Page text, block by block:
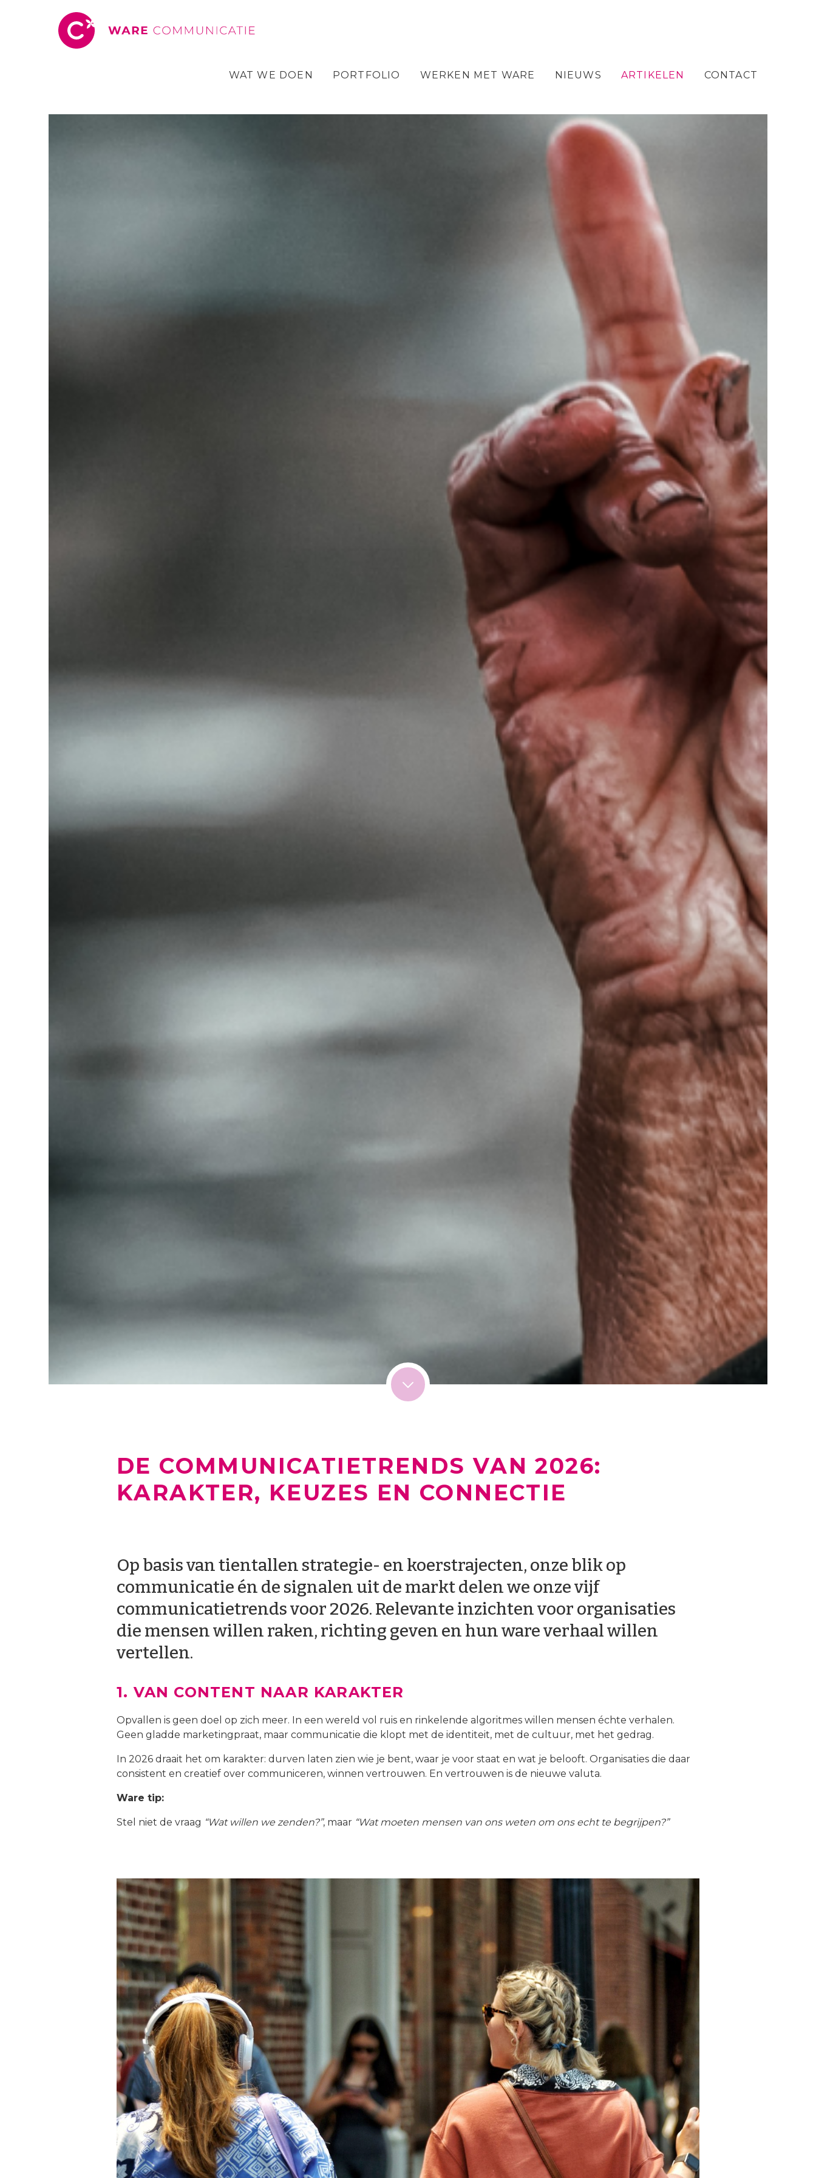
DE COMMUNICATIETRENDS VAN 2026:
KARAKTER, KEUZES EN CONNECTIE
Op basis van tientallen strategie- en koerstrajecten, onze blik op
communicatie én de signalen uit de markt delen we onze vijf
communicatietrends voor 2026. Relevante inzichten voor organisaties
die mensen willen raken, richting geven en hun ware verhaal willen
vertellen.
1. VAN CONTENT NAAR KARAKTER
Opvallen is geen doel op zich meer. In een wereld vol ruis en rinkelende algoritmes willen mensen échte verhalen.
Geen gladde marketingpraat, maar communicatie die klopt met de identiteit, met de cultuur, met het gedrag.
In 2026 draait het om karakter: durven laten zien wie je bent, waar je voor staat en wat je belooft. Organisaties die daar
consistent en creatief over communiceren, winnen vertrouwen. En vertrouwen is de nieuwe valuta.
Ware tip:
Stel niet de vraag “Wat willen we zenden?”, maar “Wat moeten mensen van ons weten om ons echt te begrijpen?”
WAT WE DOEN PORTFOLIO WERKEN MET WARE NIEUWS ARTIKELEN CONTACT